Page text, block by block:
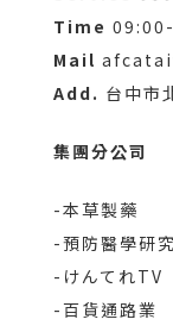
Time
Mail
Add. 台中市
集團分公司
-本草製藥
-預防醫學研
-けんてれTV
-百貨通路業